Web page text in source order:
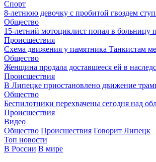
Спорт
8-летнюю девочку с пробитой гвоздем
Общество
15-летний мотоциклист попал в больницу
Происшествия
Схема движения у памятника Танкистам
Общество
Женщина продала доставшееся ей в
Происшествия
В Липецке приостановлено движение
Общество
Беспилотники перехвачены сегодня над
Происшествия
Видео
Общество Происшествия Говорит Липецк
Топ новости
В России В мире